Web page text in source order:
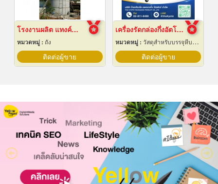
โรงงานผลิต แทงค์น้ำคอนกรีตสำเร็จรูป
หมวดหมู่ : ถัง
ติดต่อผู้ขาย
เครื่องรัดกล่องกึ่งอัตโนมัติ
หมวดหมู่ : วัสดุสำหรับบรรจุหีบห่อเครื่องจักรกล
ติดต่อผู้ขาย